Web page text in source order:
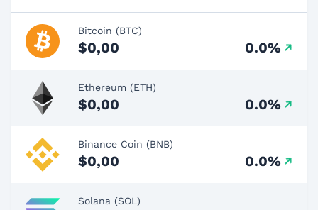
Bitcoin (BTC)
$0,00 0.0%
Ethereum (ETH)
$0,00 0.0%
Binance Coin (BNB)
$0,00 0.0%
Solana (SOL)